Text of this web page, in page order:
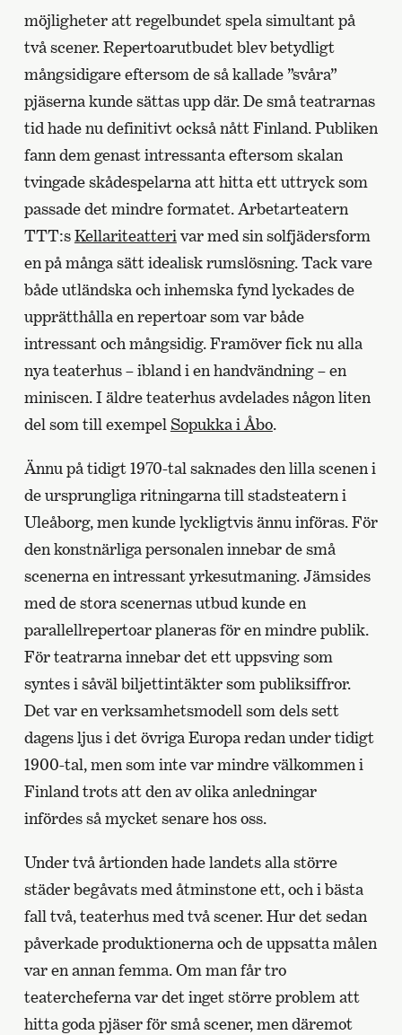
möjligheter att regelbundet spela simultant på
två scener. Repertoarutbudet blev betydligt
mångsidigare eftersom de så kallade ”svåra”
pjäserna kunde sättas upp där. De små teatrarnas
tid hade nu definitivt också nått Finland. Publiken
fann dem genast intressanta eftersom skalan
tvingade skådespelarna att hitta ett uttryck som
passade det mindre formatet. Arbetarteatern
TTT:sKellariteatteri var med sin solfjädersform
en på många sätt idealisk rumslösning. Tack vare
både utländska och inhemska fynd lyckades de
upprätthålla en repertoar som var både
intressant och mångsidig. Framöver fick nu alla
nya teaterhus – ibland i en handvändning – en
miniscen. I äldre teaterhus avdelades någon liten
del som till exempel Sopukka i Åbo.
Ännu på tidigt 1970-tal saknades den lilla scenen i
de ursprungliga ritningarna till stadsteatern i
Uleåborg, men kunde lyckligtvis ännu införas. För
den konstnärliga personalen innebar de små
scenerna en intressant yrkesutmaning. Jämsides
med de stora scenernas utbud kunde en
parallellrepertoar planeras för en mindre publik.
För teatrarna innebar det ett uppsving som
syntes i såväl biljettintäkter som publiksiffror.
Det var en verksamhetsmodell som dels sett
dagens ljus i det övriga Europa redan under tidigt
1900-tal, men som inte var mindre välkommen i
Finland trots att den av olika anledningar
infördes så mycket senare hos oss.
Under två årtionden hade landets alla större
städer begåvats med åtminstone ett, och i bästa
fall två, teaterhus med två scener. Hur det sedan
påverkade produktionerna och de uppsatta målen
var en annan femma. Om man får tro
teatercheferna var det inget större problem att
hitta goda pjäser för små scener, men däremot